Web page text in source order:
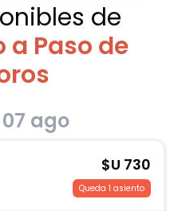
de
Paso de
ago
$U 730
Queda 1 asiento